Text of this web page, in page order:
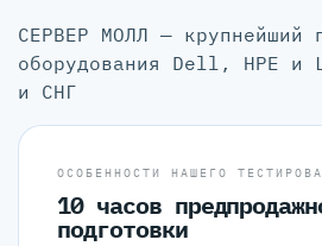
СЕРВЕР МОЛЛ — крупнейший
оборудования Dell, HPE и
и СНГ
ОСОБЕННОСТИ НАШЕГО
10 часов
подготовки